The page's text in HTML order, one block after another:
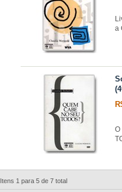
a
O
Itens 1 para 5 de 7 total